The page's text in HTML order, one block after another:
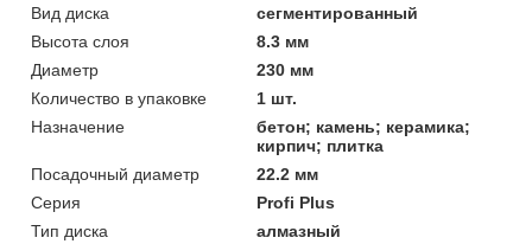
Вид диска
сегментированный
Высота слоя
8.3 мм
Диаметр
230 мм
Количество в упаковке
1 шт.
Назначение
бетон; камень; керамика;
кирпич; плитка
Посадочный диаметр
22.2 мм
Серия
Profi Plus
Тип диска
алмазный